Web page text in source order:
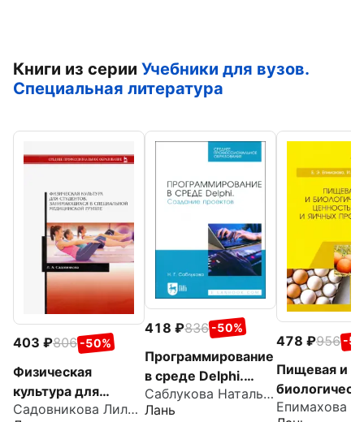
Книги из серии Учебники для вузов.
Специальная литература
403 806 -50%
Физическая
культура для
студентов,
Садовникова Лилия Анваровна
418 836 -50%
Программирование
в среде Delphi.
Создание
проектов. Учебное
Саблукова Наталья Геннадьевна
Лань
478 956 -
Пищевая и
ценность